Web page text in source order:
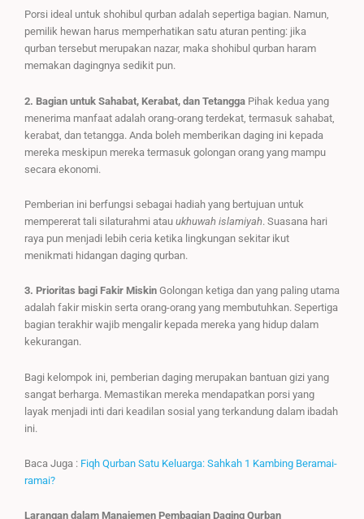
Porsi ideal untuk shohibul qurban adalah sepertiga bagian. Namun,
pemilik hewan harus memperhatikan satu aturan penting: jika
qurban tersebut merupakan nazar, maka shohibul qurban haram
memakan dagingnya sedikit pun.
2. Bagian untuk Sahabat, Kerabat, dan Tetangga Pihak kedua yang
menerima manfaat adalah orang-orang terdekat, termasuk sahabat,
kerabat, dan tetangga. Anda boleh memberikan daging ini kepada
mereka meskipun mereka termasuk golongan orang yang mampu
secara ekonomi.
Pemberian ini berfungsi sebagai hadiah yang bertujuan untuk
mempererat tali silaturahmi atau ukhuwah islamiyah. Suasana hari
raya pun menjadi lebih ceria ketika lingkungan sekitar ikut
menikmati hidangan daging qurban.
3. Prioritas bagi Fakir Miskin Golongan ketiga dan yang paling utama
adalah fakir miskin serta orang-orang yang membutuhkan. Sepertiga
bagian terakhir wajib mengalir kepada mereka yang hidup dalam
kekurangan.
Bagi kelompok ini, pemberian daging merupakan bantuan gizi yang
sangat berharga. Memastikan mereka mendapatkan porsi yang
layak menjadi inti dari keadilan sosial yang terkandung dalam ibadah
ini.
Baca Juga : Fiqh Qurban Satu Keluarga: Sahkah 1 Kambing Beramai-
ramai?
Larangan dalam Manajemen Pembagian Daging Qurban